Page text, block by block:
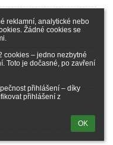
reklamní, analytické nebo
Žádné cookies se
cookies – jedno nezbytné
Toto je dočasné, po zavření
přihlášení – díky
přihlášení z
OK